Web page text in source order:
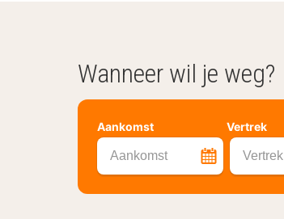
Wanneer wil je weg?
Aankomst Vertrek
Aankomst Vertrek